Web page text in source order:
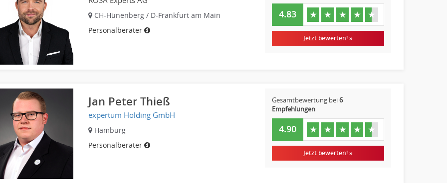
CH-Hünenberg / D-Frankfurt am Main
Personalberater
4.83 ★ ★ ★ ★ ★
Jetzt bewerten! »
Jan Peter Thieß
expertum Holding GmbH
Hamburg
Personalberater
Gesamtbewertung bei6
Empfehlungen
4.90 ★ ★ ★ ★ ★
Jetzt bewerten! »